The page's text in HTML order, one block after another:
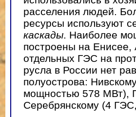
расселения людей.
ресурсы используют
каскады. Наиболее
построены на Енисее,
отдельных ГЭС на
русла в России нет
полуострова:
мощностью 578 МВт),
Серебрянскому (4